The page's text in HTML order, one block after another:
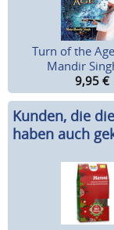
Turn of the
Mandir
9,95 €
Kunden, die
haben auch